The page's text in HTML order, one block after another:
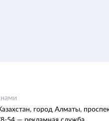
город Алматы,